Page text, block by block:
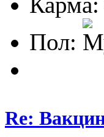
Пол:
Re: